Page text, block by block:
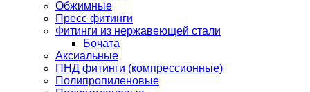
Обжимные
Пресс фитинги
Фитинги из нержавеющей стали
Бочата
Аксиальные
ПНД фитинги (компрессионные)
Полипропиленовые